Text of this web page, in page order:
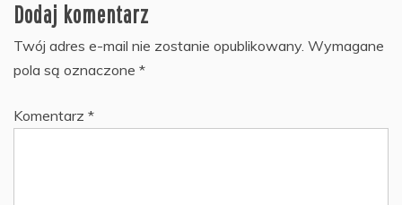
Dodaj komentarz
Twój adres e-mail nie zostanie opublikowany. Wymagane
pola są oznaczone *
Komentarz *